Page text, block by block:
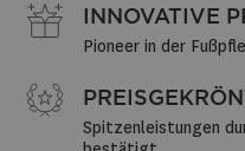
INNOVATIVE
Pioneer in der
Spitzenleistungen